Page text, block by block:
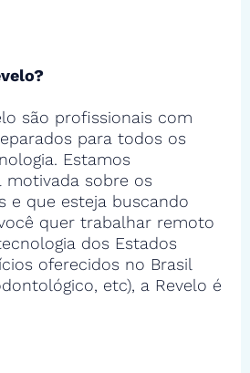
são profissionais com
para todos os
Estamos
motivada sobre os
e que esteja buscando
quer trabalhar remoto
dos Estados
oferecidos no Brasil
etc), a Revelo é